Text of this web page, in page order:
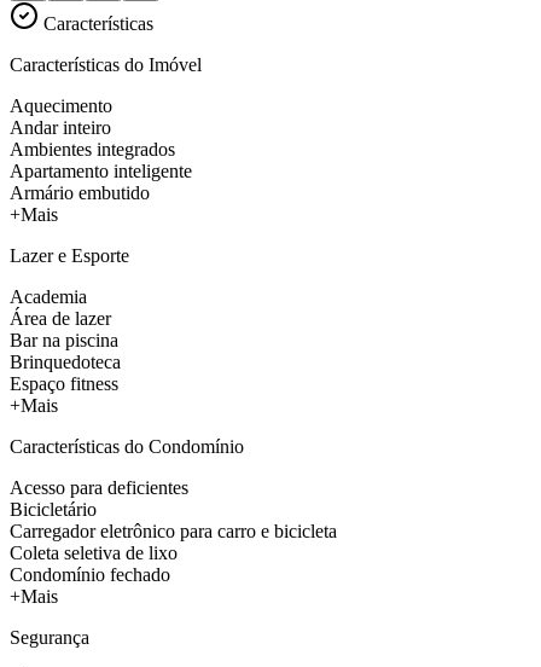
Características
Características do Imóvel
Aquecimento
Andar inteiro
Ambientes integrados
Apartamento inteligente
Armário embutido
+Mais
Lazer e Esporte
Academia
Área de lazer
Bar na piscina
Brinquedoteca
Espaço fitness
+Mais
Características do Condomínio
Acesso para deficientes
Bicicletário
Carregador eletrônico para carro e bicicleta
Coleta seletiva de lixo
Condomínio fechado
+Mais
Segurança